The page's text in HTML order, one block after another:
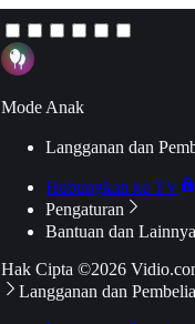
Mode Anak
Langganan dan
Hubungkan ke TV
Pengaturan
Bantuan dan Lainnya
Hak Cipta ©2026
Langganan dan